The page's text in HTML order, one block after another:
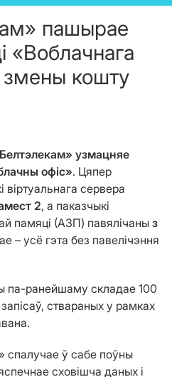
пашырае
«Воблачнага
змены кошту
узмацняе
офіс». Цяпер
віртуальнага сервера
2, а паказчыкі
памяці (АЗП) павялічаны з
– усё гэта без павелічэння
па-ранейшаму складае 100
ствараных у рамках
спалучае ў сабе поўны
сховішча даных і